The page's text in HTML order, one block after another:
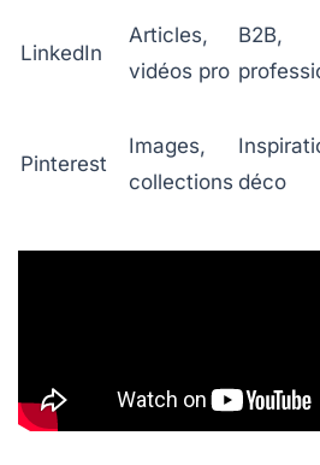
LinkedIn
Articles,
vidéos pro
B2B,
Pinterest
Images,
collections déco